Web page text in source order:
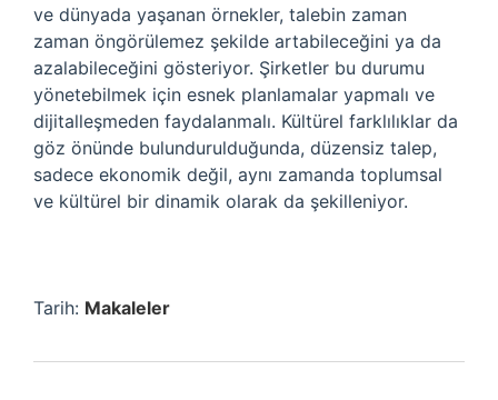
ve dünyada yaşanan örnekler, talebin zaman
zaman öngörülemez şekilde artabileceğini ya da
azalabileceğini gösteriyor. Şirketler bu durumu
yönetebilmek için esnek planlamalar yapmalı ve
dijitalleşmeden faydalanmalı. Kültürel farklılıklar da
göz önünde bulundurulduğunda, düzensiz talep,
sadece ekonomik değil, aynı zamanda toplumsal
ve kültürel bir dinamik olarak da şekilleniyor.
Tarih: Makaleler